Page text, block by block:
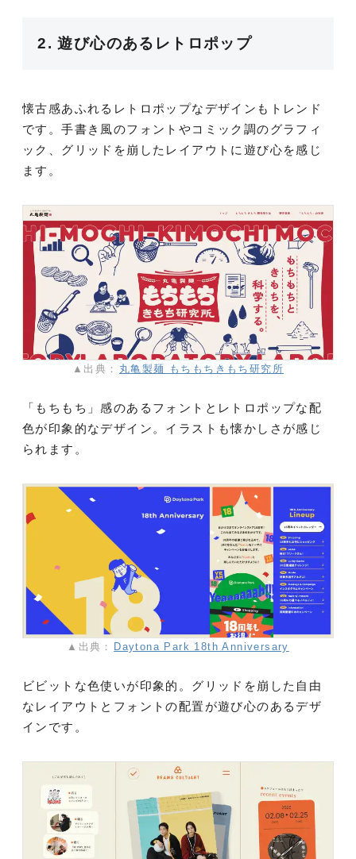
2. 遊び心のあるレトロポップ
懐古感あふれるレトロポップなデザインもトレンド
です。手書き風のフォントやコミック調のグラフィ
ック、グリッドを崩したレイアウトに遊び心を感じ
ます。
▲出典： 丸亀製麺 もちもちきもち研究所
「もちもち」感のあるフォントとレトロポップな配
色が印象的なデザイン。イラストも懐かしさが感じ
られます。
▲出典： Daytona Park 18th Anniversary
ビビットな色使いが印象的。グリッドを崩した自由
なレイアウトとフォントの配置が遊び心のあるデザ
インです。